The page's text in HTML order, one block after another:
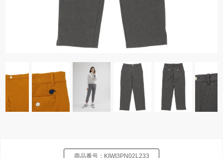
商品番号： KIWI3PN02L233